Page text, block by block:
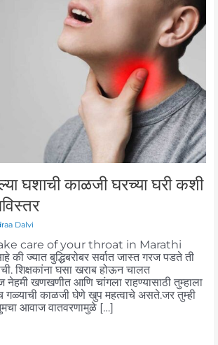
घशाची काळजी घरच्या घरी कशी
Dalvi
care of your throat in Marathi
की ज्यात बुद्धिबरोबर सर्वात जास्त गरज पडते ती
शिक्षकांना घसा खराब होऊन चालत
नेहमी खणखणीत आणि चांगला राहण्यासाठी तुम्हाला
गळ्याची काळजी घेणे खुप महत्वाचे असते.जर तुम्ही
आवाज वातवरणामुळे […]